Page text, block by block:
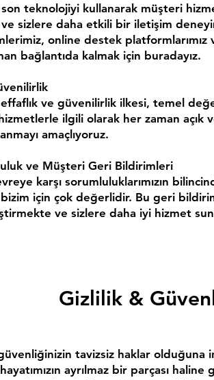
teknolojiyi kullanarak müşteri
sizlere daha etkili bir iletişim
online destek platformlarımız
bağlantıda kalmak için buradayız.
ve güvenilirlik ilkesi, temel
ilgili olarak her zaman açık
amaçlıyoruz.
ve Müşteri Geri Bildirimleri
karşı sorumluluklarımızın
için çok değerlidir. Bu geri
ve sizlere daha iyi hizmet
Gizlilik &
tavizsiz haklar olduğuna
ayrılmaz bir parçası